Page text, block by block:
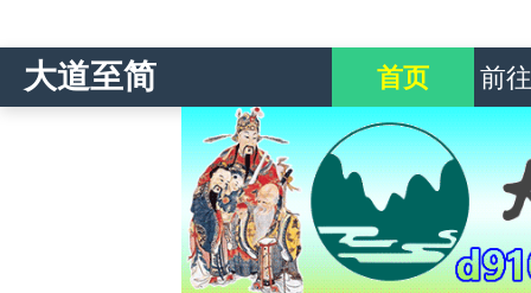
大道至简 首页 前